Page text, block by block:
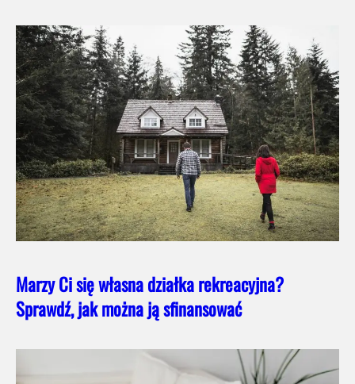
Marzy Ci się własna działka rekreacyjna?
Sprawdź, jak można ją sfinansować